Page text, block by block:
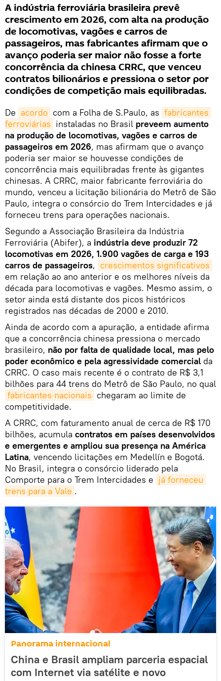
A indústria ferroviária brasileira prevê
crescimento em 2026, com alta na produção
de locomotivas, vagões e carros de
passageiros, mas fabricantes afirmam que o
avanço poderia ser maior não fosse a forte
concorrência da chinesa CRRC, que venceu
contratos bilionários e pressiona o setor por
condições de competição mais equilibradas.
De acordo com a Folha de S.Paulo, as fabricantes
ferroviárias instaladas no Brasil preveem aumento
na produção de locomotivas, vagões e carros de
passageiros em 2026, mas afirmam que o avanço
poderia ser maior se houvesse condições de
concorrência mais equilibradas frente às gigantes
chinesas. A CRRC, maior fabricante ferroviária do
mundo, venceu a licitação bilionária do Metrô de São
Paulo, integra o consórcio do Trem Intercidades e já
forneceu trens para operações nacionais.
Segundo a Associação Brasileira da Indústria
Ferroviária (Abifer), a indústria deve produzir 72
locomotivas em 2026, 1.900 vagões de carga e 193
carros de passageiros, crescimentos significativos
em relação ao ano anterior e os melhores níveis da
década para locomotivas e vagões. Mesmo assim, o
setor ainda está distante dos picos históricos
registrados nas décadas de 2000 e 2010.
Ainda de acordo com a apuração, a entidade afirma
que a concorrência chinesa pressiona o mercado
brasileiro, não por falta de qualidade local, mas pelo
poder econômico e pela agressividade comercial da
CRRC. O caso mais recente é o contrato de R$ 3,1
bilhões para 44 trens do Metrô de São Paulo, no qual
fabricantes nacionais chegaram ao limite de
competitividade.
A CRRC, com faturamento anual de cerca de R$ 170
bilhões, acumula contratos em países desenvolvidos
e emergentes e ampliou sua presença na América
Latina, vencendo licitações em Medellín e Bogotá.
No Brasil, integra o consórcio liderado pela
Comporte para o Trem Intercidades e já forneceu
trens para a Vale .
Panorama internacional
China e Brasil ampliam parceria espacial
com Internet via satélite e novo